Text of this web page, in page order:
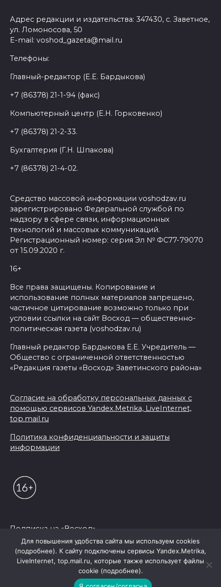
Адрес редакции и издательства: 347430, с. Заветное,
ул. Ломоносова, 50
E-mail: voshod_gazeta@mail.ru
Телефоны:
Главный-редактор (Е.Е. Бардыкова)
+7 (86378) 21-1-94 (факс)
Компьютерный центр (Е.Н. Горковенко)
+7 (86378) 21-2-33.
Бухгалтерия (Г.Н. Шпакова)
+7 (86378) 21-4-02.
Средство массовой информации voshodzav.ru
зарегистрировано Федеральной службой по
надзору в сфере связи, информационных
технологий и массовых коммуникаций.
Регистрационный номер: серия Эл № ФС77-79070
от 15.09.2020 г.
16+
Все права защищены. Копирование и
использование полных материалов запрещено,
частичное цитирование возможно только при
условии ссылки на сайт Восход — общественно-
политическая газета (voshodzav.ru)
Главный редактор Бардыкова Е.Е. Учредитель —
Общество с ограниченной ответственностью
«Редакция газеты «Восход» Заветинского района»
Согласие на обработку персональных данных с
помощью сервисов Yandex.Metrika, LiveInternet,
top.mail.ru
Политика конфиденциальности и защиты
информации
Подписка на «Восход»
© 2026 Редакция "Восход"
Для повышения удобства сайта мы используем cookies
(подробнее). К сайту подключены сервисы Yandex.Metrika,
LiveInternet, top.mail.ru, которые также использует файлы
cookie (подробнее).